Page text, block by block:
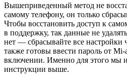
Вышеприведенный метод не
самому телефону, он только
Чтобы восстановить доступ к
в поддержку, так данные не
нет — сбрасывайте все настройки
также готовы ввести пароль от
включении. Именно для этого мы
инструкции выше.